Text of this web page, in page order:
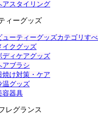
アスタイリング
ィーグッズ
ューティーグッズカテゴリす
イクグッズ
ディケアグッズ
アブラシ
焼け対策・ケア
温グッズ
容器具
レグランス